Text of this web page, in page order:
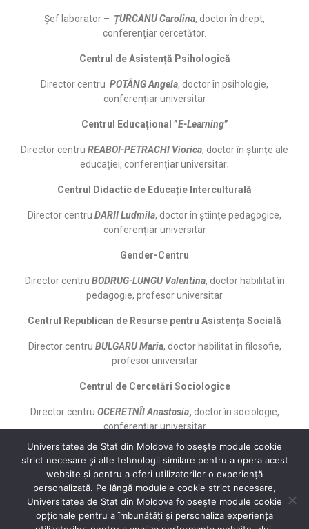
Șef laborator – ȚURCANU Carolina, doctor în drept,
conferențiar cercetător.
Centrul de Asistență Psihologică
Director centru POTÂNG Angela, doctor în psihologie,
conferențiar universitar
Centrul Educațional ”E-Learning”
Director centru REABOI-PETRACHI Viorica, doctor în științe ale
educației, conferențiar universitar;
Centrul Didactic de Educație Interculturală
Director centru DARII Ludmila, doctor în științe pedagogice,
conferențiar universitar
Gender-Centru
Director centru BODRUG-LUNGU Valentina, doctor habilitat în
pedagogie, profesor universitar
Centrul Republican de Resurse pentru Asistența Socială
Director centru BULGARU Maria, doctor habilitat în filosofie,
profesor universitar
Centrul de Cercetări Sociologice
Director centru OCERETNÎI Anastasia, doctor în sociologie,
conferențiar universitar
Secție Programare Web al USM®
Universitatea de Stat din Moldova folosește module cookie
strict necesare și alte tehnologii similare pentru a opera acest
website și pentru a oferi utilizatorilor o experiență
personalizată. Pe lângă modulele cookie strict necesare,
Universitatea de Stat din Moldova folosește module cookie
opționale pentru a îmbunătăți și personaliza experiența